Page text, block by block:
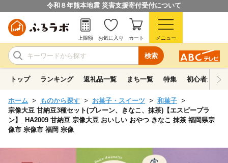
令和８年熊本地震 災害支援寄付受付について
検索
上限額 お気に入り カート メニュー
トップ ランキング 返礼品一覧 まち一覧 特集 初心者ガイド
ホーム ものから探す お菓子・スイーツ
和菓子
宗像大豆 甘納豆3種セット(プレーン、きなこ、抹茶)【エスピープラ
ン】_HA2009 甘納豆 宗像大豆 おいしい おやつ きなこ 抹茶 福岡県宗
像市 宗像市 福岡 宗像